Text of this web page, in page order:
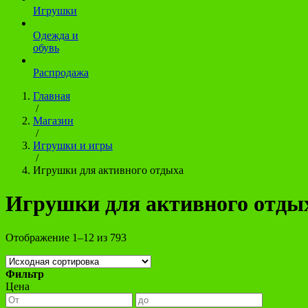
Игрушки
Одежда и
обувь
Распродажа
Главная
/
Магазин
/
Игрушки и игры
/
Игрушки для активного отдыха
Игрушки для активного
Отображение 1–12 из 793
Фильтр
Цена